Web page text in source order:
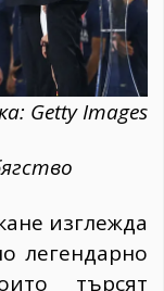
Getty Images
изглежда
легендарно
търсят